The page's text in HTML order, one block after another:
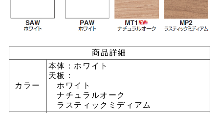
商品詳細
カラー
本体：ホワイト
天板：
ホワイト
ナチュラルオーク
ラスティックミディアム